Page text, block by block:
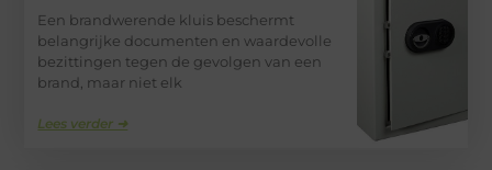
Een brandwerende kluis beschermt
belangrijke documenten en waardevolle
bezittingen tegen de gevolgen van een
brand, maar niet elk
Lees verder ➜